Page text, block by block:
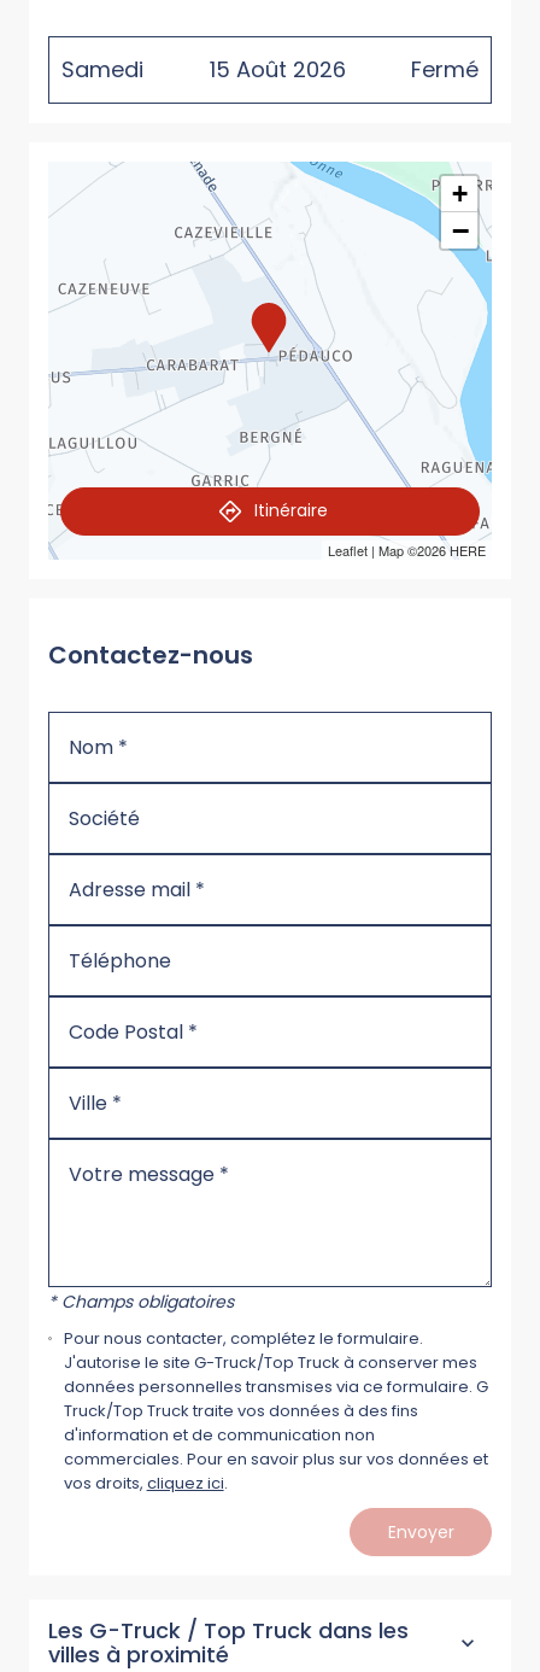
Samedi 15 Août 2026 Fermé
+
−
Leaflet | Map ©2026HERE
Itinéraire
Contactez-nous
* Champs obligatoires
Pour nous contacter, complétez le formulaire.
J'autorise le site G-Truck/Top Truck à conserver mes
données personnelles transmises via ce formulaire. G
Truck/Top Truck traite vos données à des fins
d'information et de communication non
commerciales. Pour en savoir plus sur vos données et
vos droits, cliquez ici.
Envoyer
Les G-Truck / Top Truck dans les
villes à proximité